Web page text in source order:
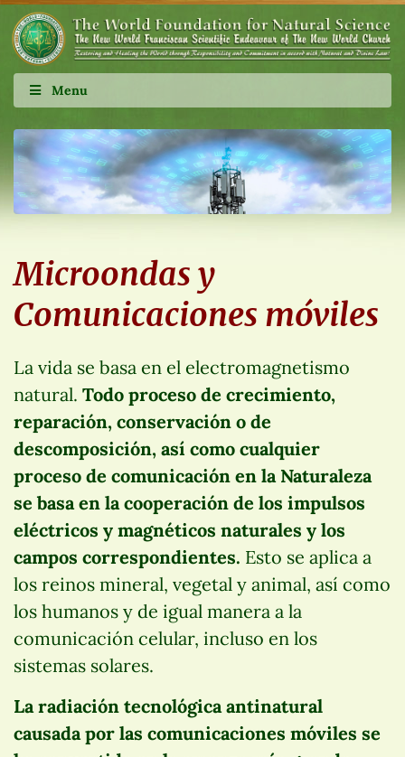
Menu
Microondas y
Comunicaciones móviles
La vida se basa en el electromagnetismo
natural. Todo proceso de crecimiento,
reparación, conservación o de
descomposición, así como cualquier
proceso de comunicación en la Naturaleza
se basa en la cooperación de los impulsos
eléctricos y magnéticos naturales y los
campos correspondientes. Esto se aplica a
los reinos mineral, vegetal y animal, así como
los humanos y de igual manera a la
comunicación celular, incluso en los
sistemas solares.
La radiación tecnológica antinatural
causada por las comunicaciones móviles se